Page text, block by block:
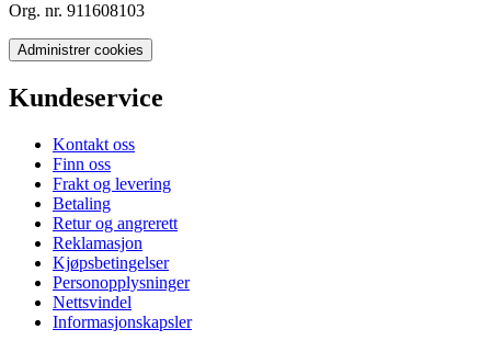
Org. nr. 911608103
Administrer cookies
Kundeservice
Kontakt oss
Finn oss
Frakt og levering
Betaling
Retur og angrerett
Reklamasjon
Kjøpsbetingelser
Personopplysninger
Nettsvindel
Informasjonskapsler